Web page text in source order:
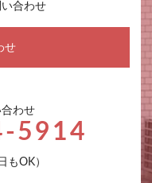
合わせ
せ
わせ
5914
もOK）